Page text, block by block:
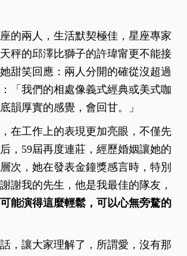
的兩人，生活默契極佳，星座專家
秤的邱澤比獅子的許瑋甯更不能接
甜笑回應：兩人分開的確從沒超過
「我們的相處像義式經典或美式咖
韻厚實的感覺，會回甘。」
在工作上的表現更加亮眼，不僅先
，59屆再度連莊，經歷婚姻讓她的
次，她在發表金鐘獎感言時，特別
謝我的先生，他是我最佳的隊友，
能演得這麼輕鬆，可以心無旁騖的
，讓大家理解了，所謂愛，沒有那